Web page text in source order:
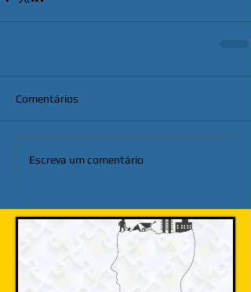
Comentários
Escreva um comentário